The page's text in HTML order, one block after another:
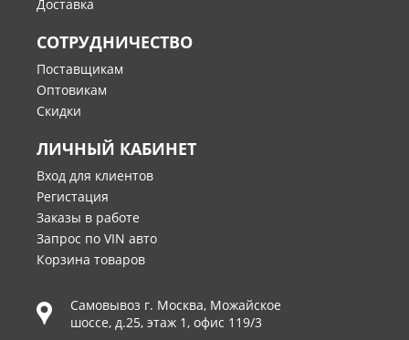
Доставка
СОТРУДНИЧЕСТВО
Поставщикам
Оптовикам
Скидки
ЛИЧНЫЙ КАБИНЕТ
Вход для клиентов
Регистация
Заказы в работе
Запрос по VIN авто
Корзина товаров
Самовывоз г. Москва, Можайское
шоссе, д.25, этаж 1, офис 119/3